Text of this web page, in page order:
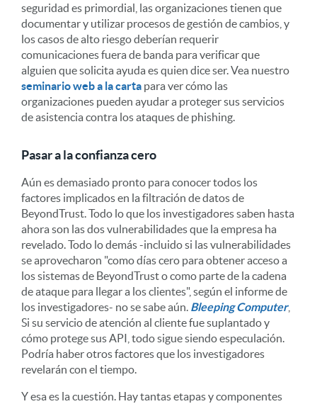
seguridad es primordial, las organizaciones tienen que
documentar y utilizar procesos de gestión de cambios, y
los casos de alto riesgo deberían requerir
comunicaciones fuera de banda para verificar que
alguien que solicita ayuda es quien dice ser. Vea nuestro
seminario web a la carta para ver cómo las
organizaciones pueden ayudar a proteger sus servicios
de asistencia contra los ataques de phishing.
Pasar a la confianza cero
Aún es demasiado pronto para conocer todos los
factores implicados en la filtración de datos de
BeyondTrust. Todo lo que los investigadores saben hasta
ahora son las dos vulnerabilidades que la empresa ha
revelado. Todo lo demás -incluido si las vulnerabilidades
se aprovecharon "como días cero para obtener acceso a
los sistemas de BeyondTrust o como parte de la cadena
de ataque para llegar a los clientes", según el informe de
los investigadores- no se sabe aún. Bleeping Computer,
Si su servicio de atención al cliente fue suplantado y
cómo protege sus API, todo sigue siendo especulación.
Podría haber otros factores que los investigadores
revelarán con el tiempo.
Y esa es la cuestión. Hay tantas etapas y componentes